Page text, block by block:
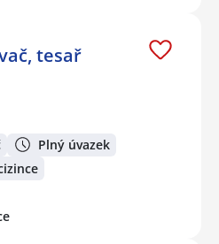
tesař
Plný úvazek